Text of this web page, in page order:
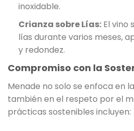
inoxidable.
Crianza sobre Lías:El vino
lías durante varios meses,
y redondez.
Compromiso con la
Menade no solo se enfoca en
también en el respeto por el
prácticas sostenibles incluyen: